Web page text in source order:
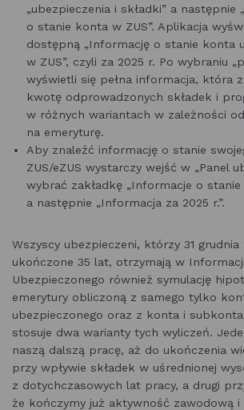
„ubezpieczenia i składki” a następnie
o stanie konta w ZUS”. Aplikacja
dostępną „Informację o stanie konta
w ZUS”, czyli za 2025 r. Po wybraniu
wyświetli się pełna informacja, która
kwotę odprowadzonych składek i
w różnych wariantach w zależności
na emeryturę.
Aby znaleźć informację o stanie
ZUS/eZUS wystarczy wejść w „Panel
wybrać zakładkę „Informacje o stanie
a następnie „Informacja za 2025 r.”.
Wszyscy ubezpieczeni, którzy 31 grudnia
ukończone 35 lat, otrzymają w
Ubezpieczonego również symulację
emerytury obliczoną z samego tylko
ubezpieczonego oraz z konta i subkonta
stosuje dwa warianty tych wyliczeń.
naszą dalszą pracę, aż do ukończenia
przy wpływie składek w uśrednionej
z dotychczasowych lat pracy, a drugi
że kończymy już aktywność zawodową i